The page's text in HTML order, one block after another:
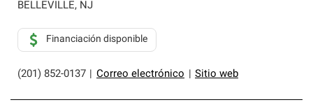
BELLEVILLE, NJ
(201) 852-0137 Correo electrónico Sitio web
Financiación disponible